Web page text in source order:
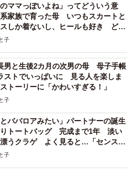
4/8
館（アクア・トトぎふ）
のママっぽいよね」ってどういう意
家族で育った母 いつもスカートと
しか着ないし、ヒールも好き どの
子
男と生後2カ月の次男の母 母子手帳
ストでいっぱいに 見る人を楽しま
トーリーに「かわいすぎる！」
子
とババロアみたい」パートナーの誕生
りトートバッグ 完成まで1年 淡い
うクラゲ よく見ると…「センスす
子